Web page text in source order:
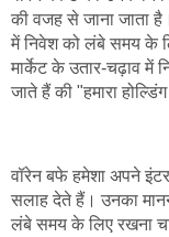
की वजह से जाना जाता
में निवेश को लंबे समय के
मार्केट के उतार-चढ़ाव
जाते हैं की "हमारा
वॉरेन बफे हमेशा अपने
सलाह देते हैं। उनका
लंबे समय के लिए रखना